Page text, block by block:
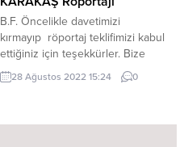
B.F. Öncelikle davetimizi
kırmayıp röportaj teklifimizi kabul
ettiğiniz için teşekkürler. Bize
kısaca kendinizi tanıtır mısınız?
İsmail KARAKAŞ: Aslen Doğu
28 Ağustos 2022 15:24 0